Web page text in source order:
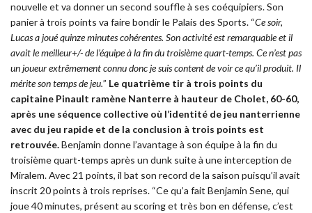
nouvelle et va donner un second souffle à ses coéquipiers. Son
panier à trois points va faire bondir le Palais des Sports. “Ce soir,
Lucas a joué quinze minutes cohérentes. Son activité est remarquable et il
avait le meilleur+/- de l’équipe à la fin du troisième quart-temps. Ce n’est pas
un joueur extrêmement connu donc je suis content de voir ce qu’il produit. Il
mérite son temps de jeu.” Le quatrième tir à trois points du
capitaine Pinault ramène Nanterre à hauteur de Cholet, 60-60,
après une séquence collective où l’identité de jeu nanterrienne
avec du jeu rapide et de la conclusion à trois points est
retrouvée.Benjamin donne l’avantage à son équipe à la fin du
troisième quart-temps après un dunk suite à une interception de
Miralem. Avec 21 points, il bat son record de la saison puisqu’il avait
inscrit 20 points à trois reprises. “Ce qu’a fait Benjamin Sene, qui
joue 40 minutes, présent au scoring et très bon en défense, c’est